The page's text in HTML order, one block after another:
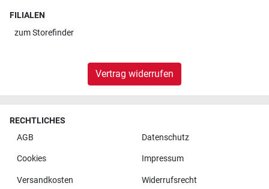
FILIALEN
zumStorefinder
Vertrag widerrufen
RECHTLICHES
AGB
Datenschutz
Cookies Impressum
Versandkosten Widerrufsrecht